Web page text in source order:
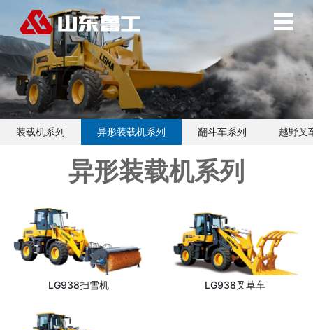
装载机系列 异形装载机系列 翻斗车系列 越野叉
异形装载机系列
LG938扫雪机 LG938叉草车